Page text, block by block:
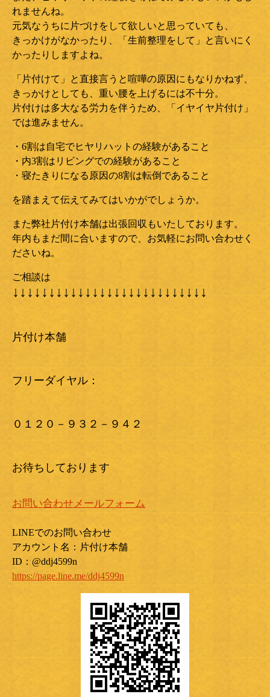
れませんね。
元気なうちに片づけをして欲しいと思っていても、
きっかけがなかったり、「生前整理をして」と言いにく
かったりしますよね。
「片付けて」と直接言うと喧嘩の原因にもなりかねず、
きっかけとしても、重い腰を上げるには不十分。
片付けは多大なる労力を伴うため、「イヤイヤ片付け」
では進みません。
・6割は自宅でヒヤリハットの経験があること
・内3割はリビングでの経験があること
・寝たきりになる原因の8割は転倒であること
を踏まえて伝えてみてはいかがでしょうか。
また弊社片付け本舗は出張回収もいたしております。
年内もまだ間に合いますので、お気軽にお問い合わせく
ださいね。
ご相談は
↓↓↓↓↓↓↓↓↓↓↓↓↓↓↓↓↓↓↓↓↓↓↓↓↓↓↓
片付け本舗
フリーダイヤル：
０１２０－９３２－９４２
お待ちしております
お問い合わせメールフォーム
LINEでのお問い合わせ
アカウント名：片付け本舗
ID：@ddj4599n
https://page.line.me/ddj4599n